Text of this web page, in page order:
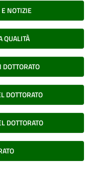
NOTIZIE
QUALITÀ
DOTTORATO
DOTTORATO